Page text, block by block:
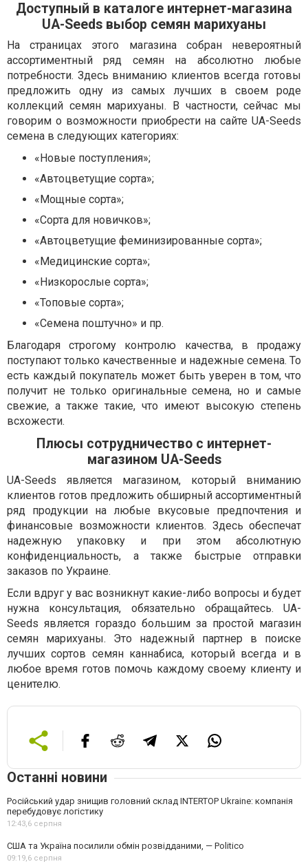
Доступный в каталоге интернет-магазина
UA-Seeds выбор семян марихуаны
На страницах этого магазина собран невероятный
ассортиментный ряд семян на абсолютно любые
потребности. Здесь вниманию клиентов всегда готовы
предложить одну из самых лучших в своем роде
коллекций семян марихуаны. В частности, сейчас мы
говорим о возможности приобрести на сайте UA-Seeds
семена в следующих категориях:
«Новые поступления»;
«Автоцветущие сорта»;
«Мощные сорта»;
«Сорта для новичков»;
«Автоцветущие феминизированные сорта»;
«Медицинские сорта»;
«Низкорослые сорта»;
«Топовые сорта»;
«Семена поштучно» и пр.
Благодаря строгому контролю качества, в продажу
поступают только качественные и надежные семена. То
есть каждый покупатель может быть уверен в том, что
получит не только оригинальные семена, но и самые
свежие, а также такие, что имеют высокую степень
всхожести.
Плюсы сотрудничество с интернет-
магазином UA-Seeds
UA-Seeds является магазином, который вниманию
клиентов готов предложить обширный ассортиментный
ряд продукции на любые вкусовые предпочтения и
финансовые возможности клиентов. Здесь обеспечат
надежную упаковку и при этом абсолютную
конфиденциальность, а также быстрые отправки
заказов по Украине.
Если вдруг у вас возникнут какие-либо вопросы и будет
нужна консультация, обязательно обращайтесь. UA-
Seeds является гораздо большим за простой магазин
семян марихуаны. Это надежный партнер в поиске
лучших сортов семян каннабиса, который всегда и в
любое время готов помочь каждому своему клиенту и
ценителю.
Останні новини
Російський удар знищив головний склад INTERTOP Ukraine: компанія
перебудовує логістику
12:43,6 серпня
США та Україна посилили обмін розвідданими, — Politico
09:19,6 серпня